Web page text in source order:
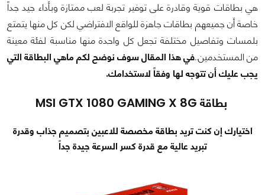
هي بطاقات قوية وقادرة على توفير تجربة لعب ممتازة وبأداء جيد جداً
خاصة أن جميعهم بطاقات جاهزة للواقع الافتراضي لكن كل منها يتمتع
بلمسات وتفاصيل مختلفة تجعل كل واحدة منها مناسبة لفئة معينة
من المستخدمين..في هذا المقال سوف نوضح لكم ماهي البطاقة التي
يجب عليك أن تتوجه لها وفقاً لاستخدامك.
بطاقة MSI GTX 1080 GAMING X 8G
اختيارك إن كنت تريد بطاقة مخصصة للاعبين بتصميم جذاب وقدرة
تبريد عالية مع قدرة كسر السرعة جيدة جداً